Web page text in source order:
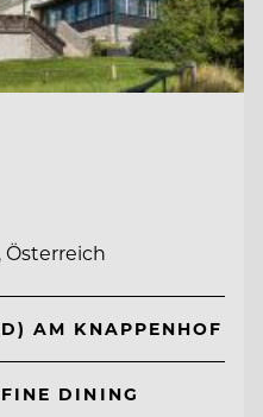
Österreich
AM KNAPPENHOF
DINING